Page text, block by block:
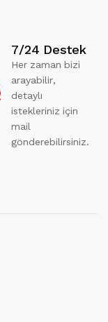
7/24 Destek
Her zaman bizi
arayabilir,
detaylı
istekleriniz için
mail
gönderebilirsiniz.